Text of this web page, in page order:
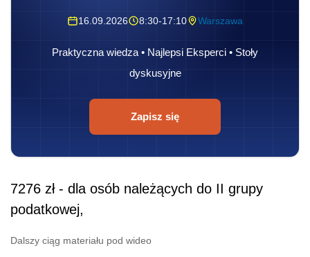
16.09.2026 8:30-17:10 Warszawa
Praktyczna wiedza • Najlepsi Eksperci • Stoły
dyskusyjne
Zapisz się
7276 zł - dla osób należących do II grupy
podatkowej,
Dalszy ciąg materiału pod wideo